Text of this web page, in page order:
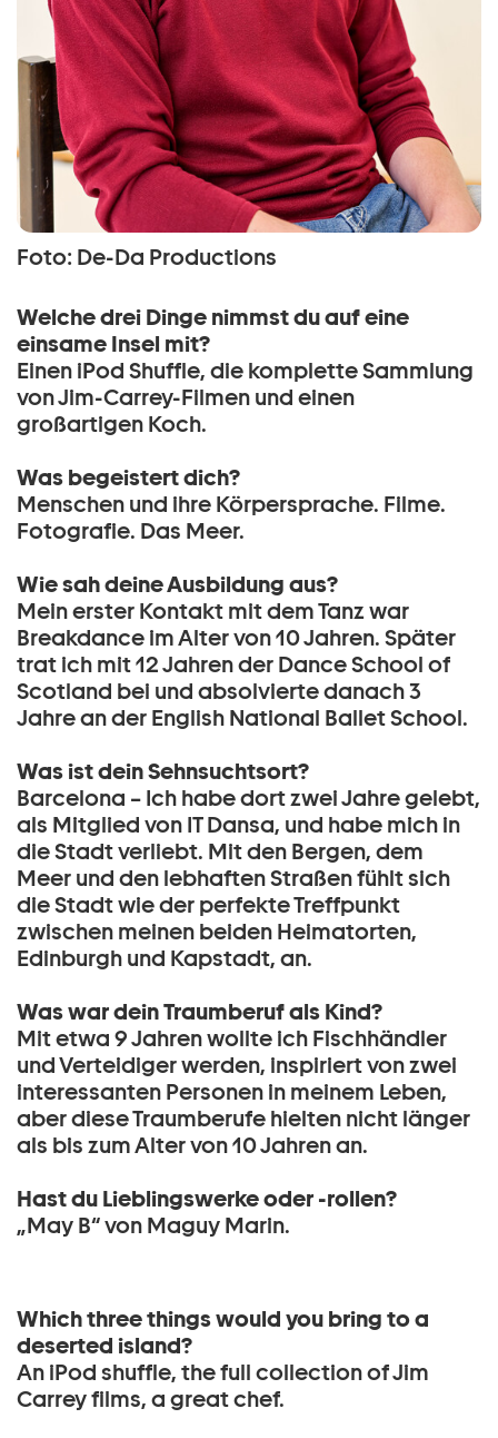
Foto: De-Da Productions
Welche drei Dinge nimmst du auf eine
einsame Insel mit?
Einen iPod Shuffle, die komplette Sammlung
von Jim-Carrey-Filmen und einen
großartigen Koch.
Was begeistert dich?
Menschen und ihre Körpersprache. Filme.
Fotografie. Das Meer.
Wie sah deine Ausbildung aus?
Mein erster Kontakt mit dem Tanz war
Breakdance im Alter von 10 Jahren. Später
trat ich mit 12 Jahren der Dance School of
Scotland bei und absolvierte danach 3
Jahre an der English National Ballet School.
Was ist dein Sehnsuchtsort?
Barcelona – Ich habe dort zwei Jahre gelebt,
als Mitglied von IT Dansa, und habe mich in
die Stadt verliebt. Mit den Bergen, dem
Meer und den lebhaften Straßen fühlt sich
die Stadt wie der perfekte Treffpunkt
zwischen meinen beiden Heimatorten,
Edinburgh und Kapstadt, an.
Was war dein Traumberuf als Kind?
Mit etwa 9 Jahren wollte ich Fischhändler
und Verteidiger werden, inspiriert von zwei
interessanten Personen in meinem Leben,
aber diese Traumberufe hielten nicht länger
als bis zum Alter von 10 Jahren an.
Hast du Lieblingswerke oder -rollen?
„May B“ von Maguy Marin.
Which three things would you bring to a
deserted island?
An iPod shuffle, the full collection of Jim
Carrey films, a great chef.